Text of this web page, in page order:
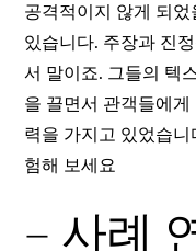
공격적이지 않게 되었
있습니다. 주장과 진
서 말이죠. 그들의 텍
을 끌면서 관객들에
력을 가지고 있었습
험해 보세요
– 사례